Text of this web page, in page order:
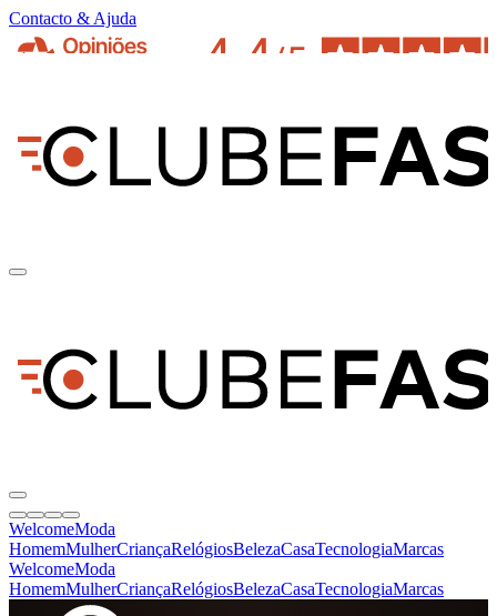
Contacto & Ajuda
WelcomeModa
HomemMulherCriançaRelógiosBelezaCasaTecnologiaMarcas
WelcomeModa
HomemMulherCriançaRelógiosBelezaCasaTecnologiaMarcas